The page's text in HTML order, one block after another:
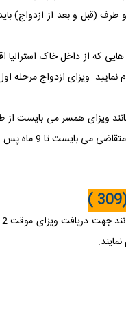
(قبل و بعد از ازدواج)
که از داخل خاک استرالیا
801 (لینکدار) اقدام نموده و چنانچه خارج استرالیا باشید،
جهت دریافت ویزای نامزدی ساب کلاس 300 اقدام
اسپانسر خود ازدواج کند.
.